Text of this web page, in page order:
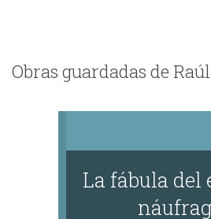
Obras guardadas de
La fábula del